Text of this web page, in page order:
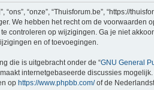
“onze”, “Thuisforum.be”, “https://
We hebben het recht om de
controleren op wijzigingen. Ga je niet
en of toevoegingen.
die is uitgebracht onder de “GNU General
maakt internetgebaseerde discussies
op https://www.phpbb.com/of de